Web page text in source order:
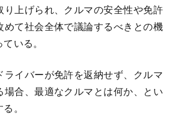
り上げられ、クルマの安全性や免許
て社会全体で議論するべきとの機
いる。
イバーが免許を返納せず、クルマ
場合、最適なクルマとは何か、とい
。